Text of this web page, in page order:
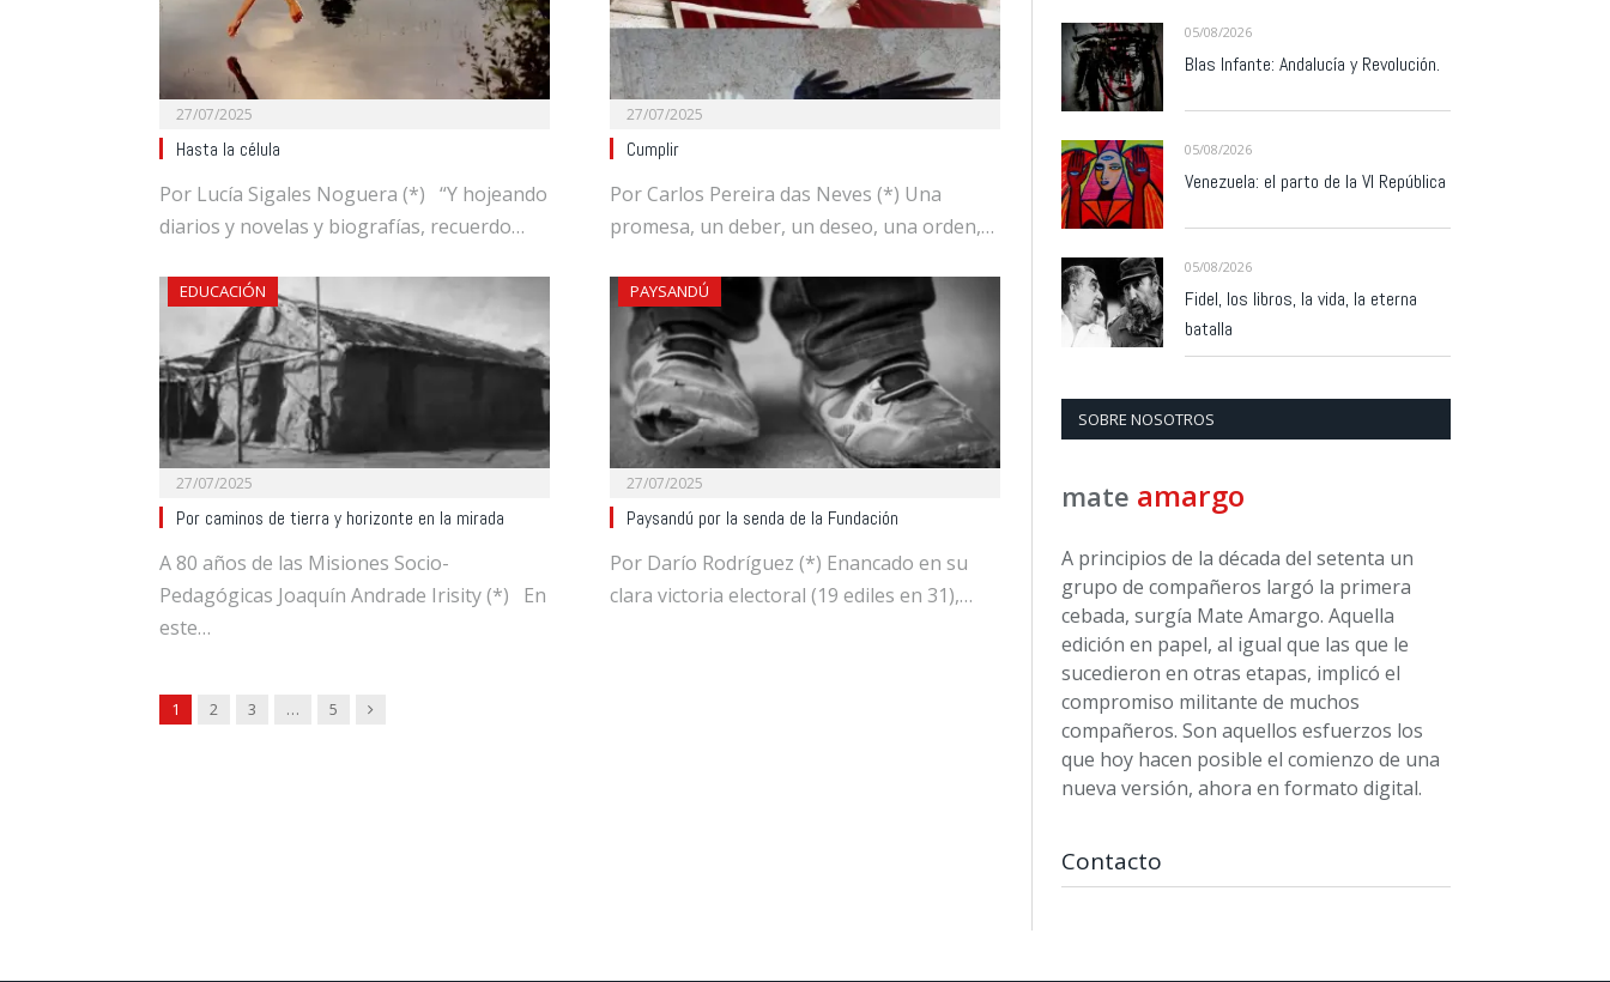
27/07/2025
Hasta la célula
Por Lucía Sigales Noguera (*) “Y hojeando
diarios y novelas y biografías, recuerdo…
27/07/2025
Cumplir
Por Carlos Pereira das Neves (*) Una
promesa, un deber, un deseo, una orden,…
EDUCACIÓN
27/07/2025
Por caminos de tierra y horizonte en la mirada
A 80 años de las Misiones Socio-
Pedagógicas Joaquín Andrade Irisity (*) En
este…
PAYSANDÚ
27/07/2025
Paysandú por la senda de la Fundación
Por Darío Rodríguez (*) Enancado en su
clara victoria electoral (19 ediles en 31),…
1 2 3 … 5 Next
05/08/2026
Blas Infante: Andalucía y Revolución.
05/08/2026
Venezuela: el parto de la VI República
05/08/2026
Fidel, los libros, la vida, la eterna
batalla
SOBRE NOSOTROS
mate amargo
A principios de la década del setenta un
grupo de compañeros largó la primera
cebada, surgía Mate Amargo. Aquella
edición en papel, al igual que las que le
sucedieron en otras etapas, implicó el
compromiso militante de muchos
compañeros. Son aquellos esfuerzos los
que hoy hacen posible el comienzo de una
nueva versión, ahora en formato digital.
Contacto